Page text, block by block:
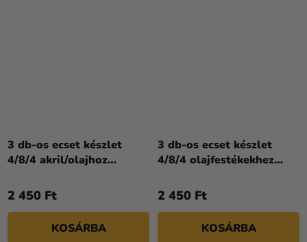
3 db-os ecset készlet
4/8/4 akril/olajhoz
Bourgeois
2 450 Ft
KOSÁRBA
3 db-os ecset készlet
4/8/4 olajfestékekhez
Bourgeois
2 450 Ft
KOSÁRBA